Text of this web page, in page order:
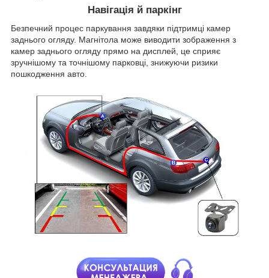
Навігація й паркінг
Безпечний процес паркування завдяки підтримці камер
заднього огляду. Магнітола може виводити зображення з
камер заднього огляду прямо на дисплей, це сприяє
зручнішому та точнішому парковці, знижуючи ризики
пошкодження авто.